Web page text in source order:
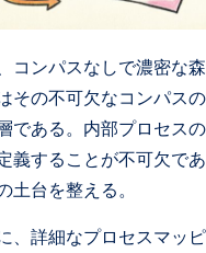
ンパスなしで濃密な
その不可欠なコンパス
ある。内部プロセス
することが不可欠で
台を整える。
詳細なプロセスマッ